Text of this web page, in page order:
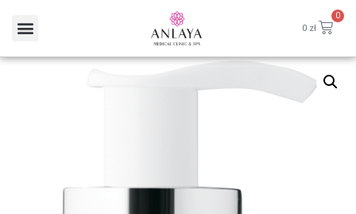
0 zł
0